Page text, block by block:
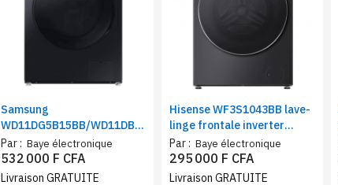
Samsung
WD11DG5B15BB/WD11DB7B85GB,
lave-linge 11Kg, sèche-
linge 6Kg |Classe D, WiFi,
smartThings connecté
Par : Baye électronique
532 000 F CFA
Livraison GRATUITE
Hisense WF3S1043BB lave-
linge frontale inverter
10.5KG | Machine à Laver
grande Capacité 1400
tr/min
Par : Baye électronique
295 000 F CFA
Livraison GRATUITE